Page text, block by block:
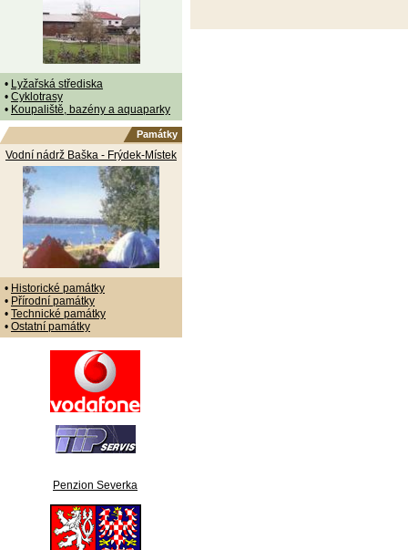
• Lyžařská střediska
• Cyklotrasy
• Koupaliště, bazény a aquaparky
Památky
Vodní nádrž Baška - Frýdek-Místek
• Historické památky
• Přírodní památky
• Technické památky
• Ostatní památky
Penzion Severka